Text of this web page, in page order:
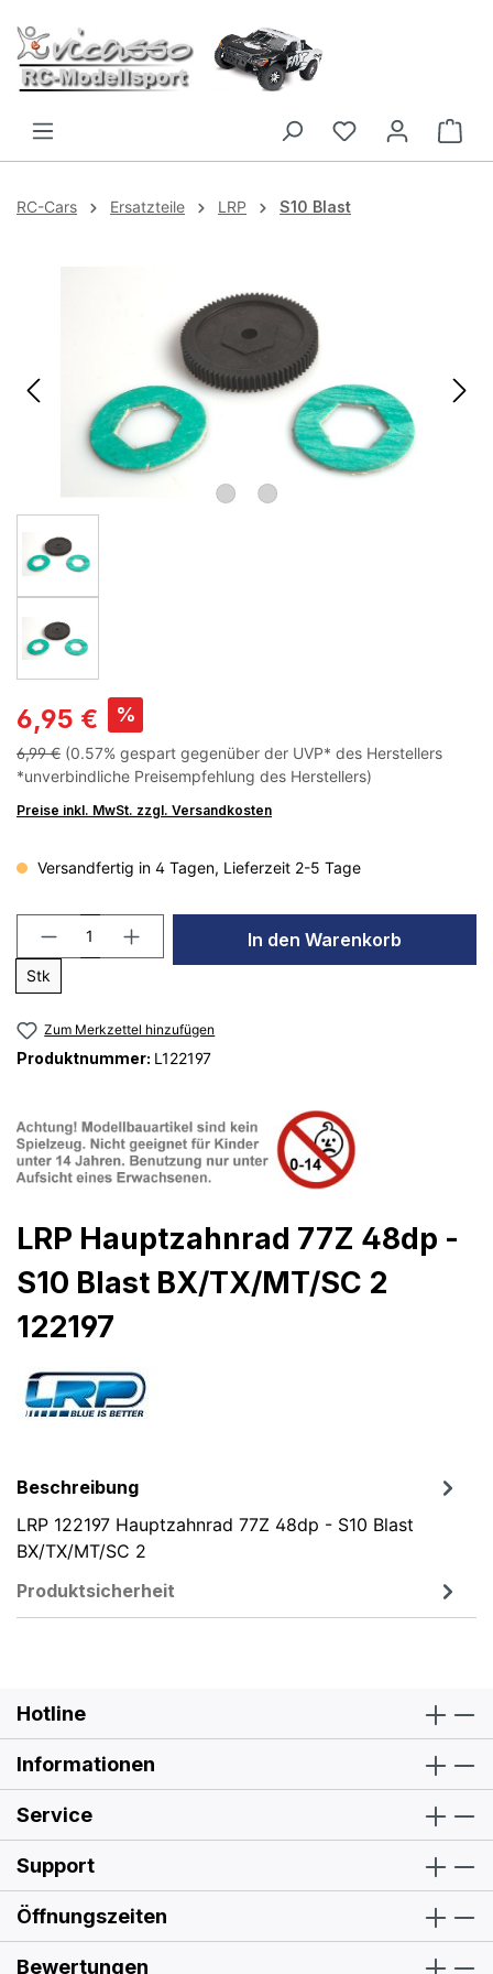
Zum Hauptinhalt springen
RC-Cars Ersatzteile LRP S10 Blast
6,95 € %
6,99 € (0.57% gespart gegenüber der UVP* des Herstellers
*unverbindliche Preisempfehlung des Herstellers)
Preise inkl. MwSt. zzgl. Versandkosten
Versandfertig in 4 Tagen, Lieferzeit 2-5 Tage
Stk
In den Warenkorb
Zum Merkzettel hinzufügen
Produktnummer: L122197
LRP Hauptzahnrad 77Z 48dp -
S10 Blast BX/TX/MT/SC 2
122197
Beschreibung
LRP 122197 Hauptzahnrad 77Z 48dp - S10 Blast
BX/TX/MT/SC 2
Produktsicherheit
Hotline
Informationen
Service
Support
Öffnungszeiten
Bewertungen